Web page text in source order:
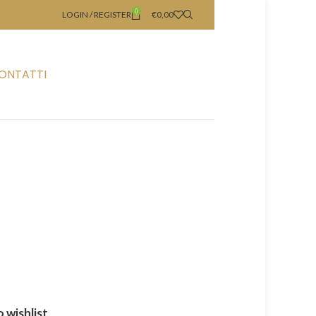
LOGIN / REGISTER 0 €0,00
wishlist